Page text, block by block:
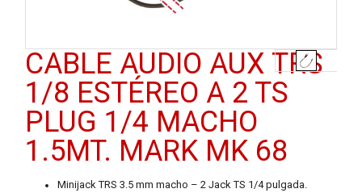
CABLE AUDIO AUX TRS
1/8 ESTÉREO A 2 TS
PLUG 1/4 MACHO
1.5MT. MARK MK 68
Minijack TRS 3.5 mm macho – 2 Jack TS 1/4 pulgada.